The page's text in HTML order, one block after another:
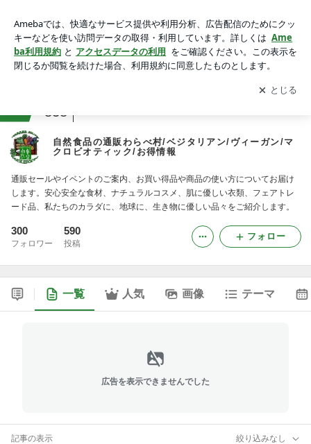
ティック/お得情報
アプリをダウンロードして ブログの更新通知
を受け取りまし
ょう。
開く
838
自然食品の通販わらべ村/ベジタリアン/ヴィーガン/マ
クロビオティック/お得情報
通販セールやイベントのご案内、お買い得品や商品の使い方についてお届け
します。安心安全な食材、ナチュラルコスメ、肌に優しい衣類、フェアトレ
ード品、私たちのカラダに、地球に、生き物に優しい品々をご紹介します。
300
フォロワー
590
投稿
フォロー
一覧 人気 画像 テーマ
広告を表示できませんでした
記事の表示 絞り込みなし